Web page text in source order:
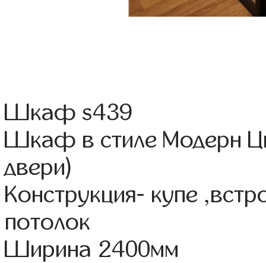
Шкаф s439
Шкаф в стиле Модерн
двери)
Конструкция- купе
потолок
Ширина 2400мм